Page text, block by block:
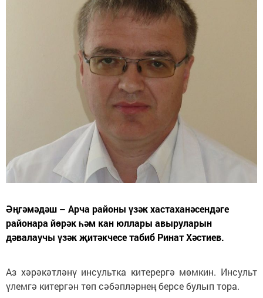
Әңгәмәдәш – Арча районы үзәк хастаханәсендәге
районара йөрәк һәм кан юллары авыруларын
дәвалаучы үзәк җитәкчесе табиб Ринат Хәстиев.
Аз хәрәкәтләнү инсультка китерергә мөмкин. Инсульт
үлемгә китергән төп сәбәпләрнең берсе булып тора.